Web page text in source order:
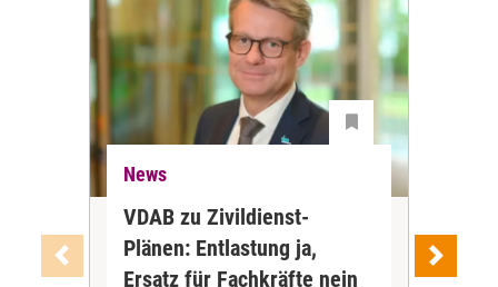
News
VDAB zu Zivildienst-
Plänen: Entlastung ja,
Ersatz für Fachkräfte nein